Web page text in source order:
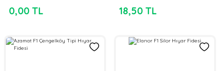
0,00 TL 18,50 TL